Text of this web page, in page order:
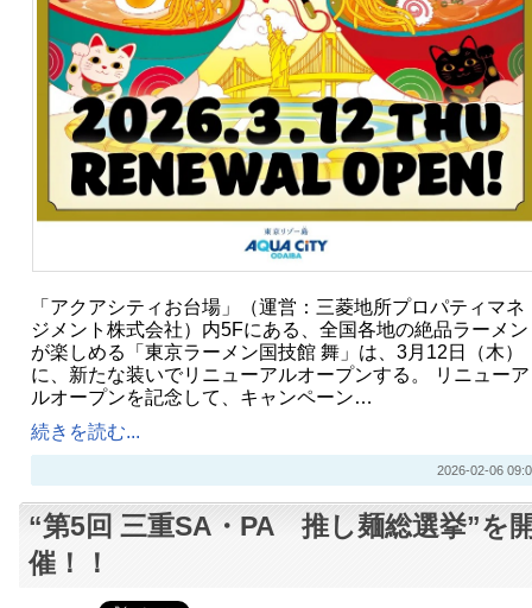
「アクアシティお台場」（運営：三菱地所プロパティマネ
ジメント株式会社）内5Fにある、全国各地の絶品ラーメン
が楽しめる「東京ラーメン国技館 舞」は、3月12日（木）
に、新たな装いでリニューアルオープンする。 リニューア
ルオープンを記念して、キャンペーン…
続きを読む...
2026-02-06
“第5回 三重SA・PA 推し麺総選挙”を
催！！